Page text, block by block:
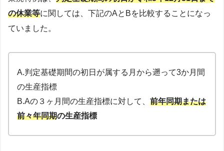
の休業等に関しては、下記のAとBを比較することになっ
ていました。
A.判定基礎期間の初日が属する月から遡って3か月間
の生産指標
B.Aの３ヶ月間の生産指標に対して、 前年同期または
前々年同期の生産指標